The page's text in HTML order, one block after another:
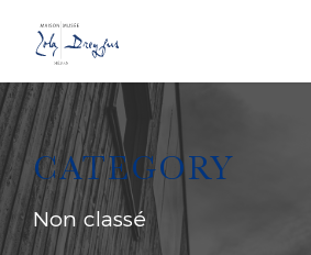
CATEGORY
Non classé